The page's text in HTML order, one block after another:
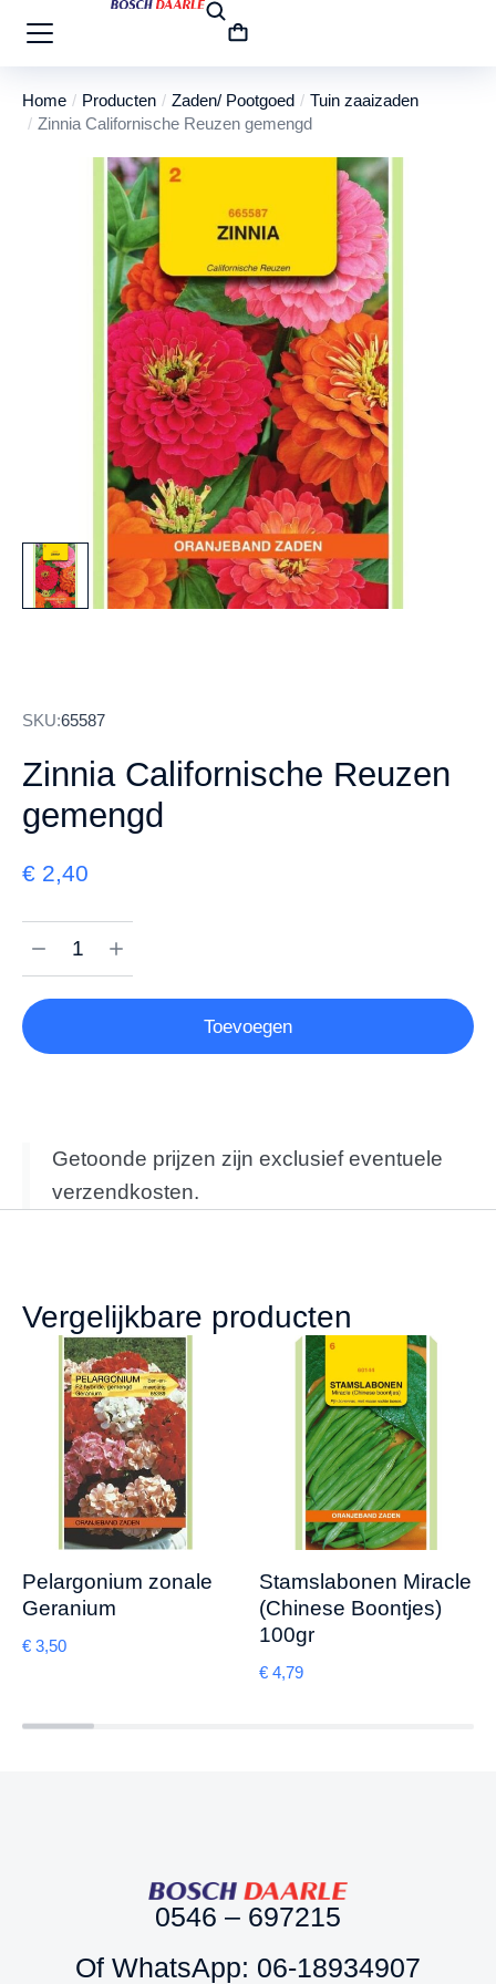
Je bent hier:
Home Producten Zaden/ Pootgoed
Tuin zaaizaden
Zinnia Californische Reuzen gemengd
SKU:65587
Zinnia Californische Reuzen
gemengd
€ 2,40
Toevoegen
Getoonde prijzen zijn exclusief eventuele
verzendkosten.
Vergelijkbare producten
Pelargonium zonale
Geranium
€ 3,50
Stamslabonen Miracle
(Chinese Boontjes)
100gr
€ 4,79
0546 – 697215
Of WhatsApp: 06-18934907